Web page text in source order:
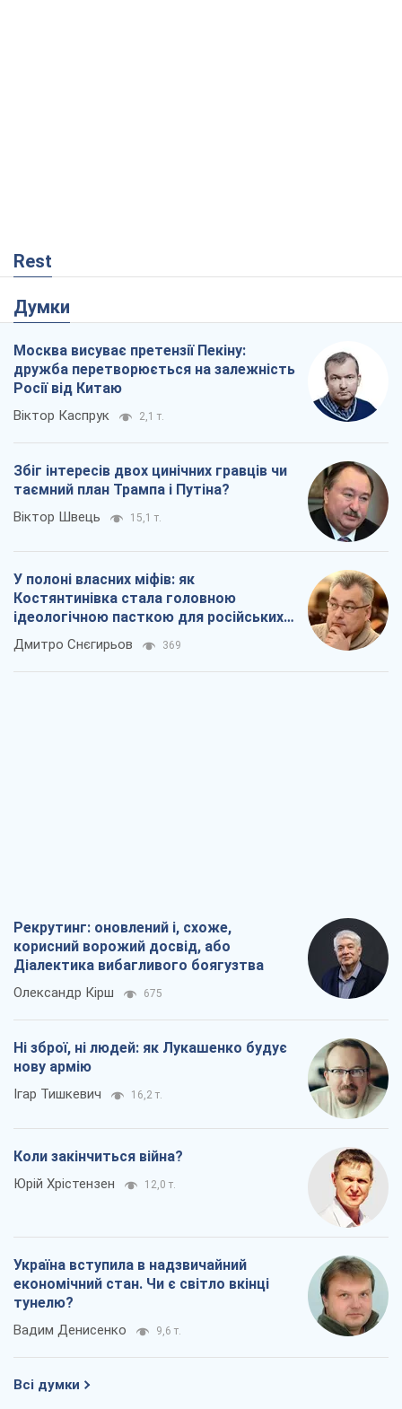
Rest
Думки
Москва висуває претензії Пекіну:
дружба перетворюється на залежність
Росії від Китаю
Віктор Каспрук 2,1 т.
Збіг інтересів двох цинічних гравців чи
таємний план Трампа і Путіна?
Віктор Швець 15,1 т.
У полоні власних міфів: як
Костянтинівка стала головною
ідеологічною пасткою для російських
окупантів
Дмитро Снєгирьов 369
Рекрутинг: оновлений і, схоже,
корисний ворожий досвід, або
Діалектика вибагливого боягузтва
Олександр Кірш 675
Ні зброї, ні людей: як Лукашенко будує
нову армію
Ігар Тишкевич 16,2 т.
Коли закінчиться війна?
Юрій Хрістензен 12,0 т.
Україна вступила в надзвичайний
економічний стан. Чи є світло вкінці
тунелю?
Вадим Денисенко 9,6 т.
Всі думки